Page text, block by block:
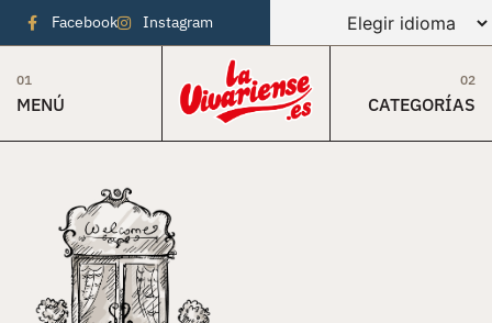
Facebook Instagram
01
MENÚ
02
CATEGORÍAS